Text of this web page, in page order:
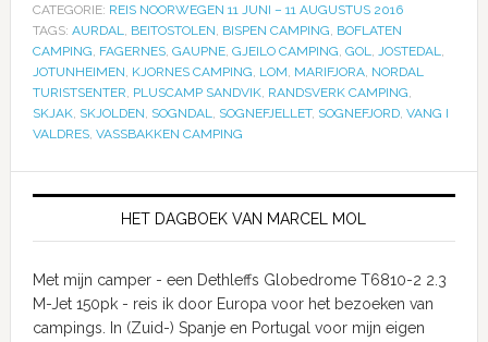
CATEGORIE: REIS NOORWEGEN 11 JUNI – 11 AUGUSTUS 2016
TAGS: AURDAL, BEITOSTOLEN, BISPEN CAMPING, BOFLATEN
CAMPING, FAGERNES, GAUPNE, GJEILO CAMPING, GOL, JOSTEDAL,
JOTUNHEIMEN, KJORNES CAMPING, LOM, MARIFJORA, NORDAL
TURISTSENTER, PLUSCAMP SANDVIK, RANDSVERK CAMPING,
SKJAK, SKJOLDEN, SOGNDAL, SOGNEFJELLET, SOGNEFJORD, VANG I
VALDRES, VASSBAKKEN CAMPING
HET DAGBOEK VAN MARCEL MOL
Met mijn camper - een Dethleffs Globedrome T6810-2 2.3
M-Jet 150pk - reis ik door Europa voor het bezoeken van
campings. In (Zuid-) Spanje en Portugal voor mijn eigen